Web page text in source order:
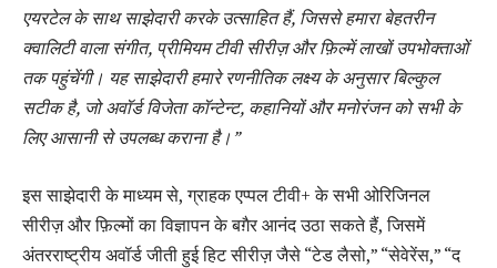
एयरटेल के साथ साझेदारी करके उत्साहित हैं, जिससे हमारा बेहतरीन
क्वालिटी वाला संगीत, प्रीमियम टीवी सीरीज़ और फ़िल्में लाखों उपभोक्ताओं
तक पहुंचेंगी। यह साझेदारी हमारे रणनीतिक लक्ष्य के अनुसार बिल्कुल
सटीक है, जो अवॉर्ड विजेता कॉन्टेन्ट, कहानियों और मनोरंजन को सभी के
लिए आसानी से उपलब्ध कराना है।”
इस साझेदारी के माध्यम से, ग्राहक एप्पल टीवी+ के सभी ओरिजिनल
सीरीज़ और फ़िल्मों का विज्ञापन के बग़ैर आनंद उठा सकते हैं, जिसमें
अंतरराष्ट्रीय अवॉर्ड जीती हुई हिट सीरीज़ जैसे “टेड लैसो,” “सेवेरेंस,” “द